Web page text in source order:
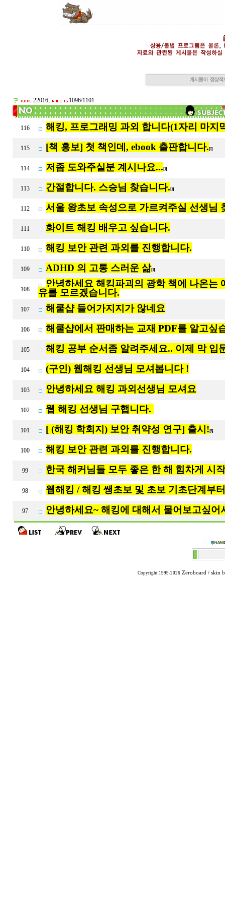
22016, 1096/1101
116 해킹, 프로그래밍 과외 합니다(1자리 마지
115 [책 홍보] 첫 책인데, ebook 출판합니다. [1]
114 저좀 도와주실분 계시나요... [1]
113 간절합니다. 스승님 찾습니다. [1]
112 서울 왕초보 속성으로 가르켜주실 선생님
111 화이트 해킹 배우고 싶습니다.
110 해킹 보안 관련 과외를 진행합니다.
109 ADHD 의 고통 스러운 삶[1]
108
안녕하세요 해킹파괴의 광학 책에 나온는
유를 모르겠습니다.
107 해쿨샵 들어가지지가 않네요
106 해쿨샵에서 판매하는 교재 PDF를 알고싶
105 해킹 공부 순서좀 알려주세요.. 이제 막 입
104 (구인) 웹해킹 선생님 모셔봅니다 !
103 안녕하세요 해킹 과외선생님 모셔요
102 웹 해킹 선생님 구햅니다.
101 [ (해킹 학회지) 보안 취약성 연구] 출시! [5]
100 해킹 보안 관련 과외를 진행합니다.
99 한국 해커님들 모두 좋은 한 해 힘차게 시
98 웹해킹 / 해킹 쌩초보 및 초보 기초단계부
97 안녕하세요~ 해킹에 대해서 물어보고싶어
Copyright 1999-2026 Zeroboard / skin